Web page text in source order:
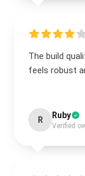
The build
feels robust
R Ruby
Verified